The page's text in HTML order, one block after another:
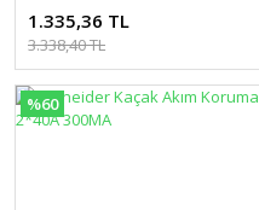
1.335,36 TL
3.338,40 TL
%60